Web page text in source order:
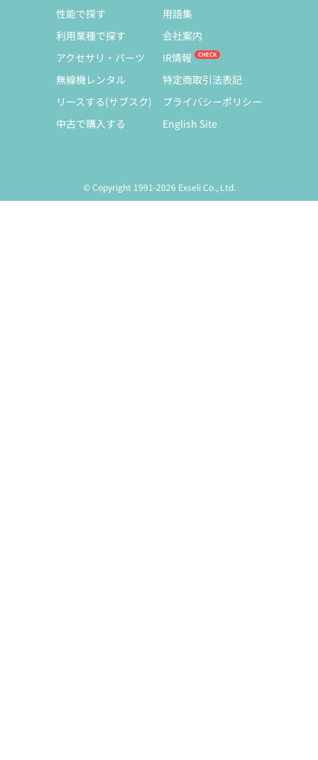
性能で探す
利用業種で探す
アクセサリ・パーツ
無線機レンタル
リースする(サブスク)
中古で購入する
用語集
会社案内
IR情報
特定商取引法表記
プライバシーポリシー
English Site
© Copyright 1991-2026 Exseli Co., Ltd.